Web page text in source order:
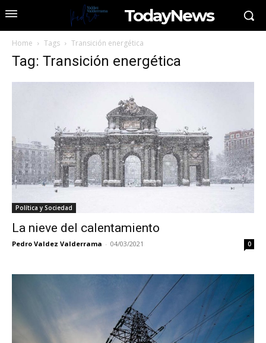
TodayNews
Home Tags Transición energética
Tag: Transición energética
Política y Sociedad
La nieve del calentamiento
Pedro Valdez Valderrama - 04/03/2021 0